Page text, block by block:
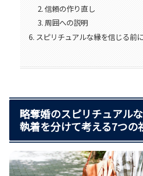
信頼の作り直し
周囲への説明
スピリチュアルな縁を信じる前
略奪婚のスピリチュアル
執着を分けて考える7つの